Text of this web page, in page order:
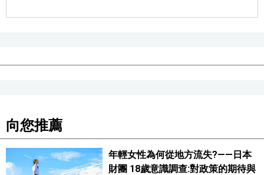
向您推薦
年輕女性為何從地方流失?——日本
財團 18歲意識調查:對政策的期待與